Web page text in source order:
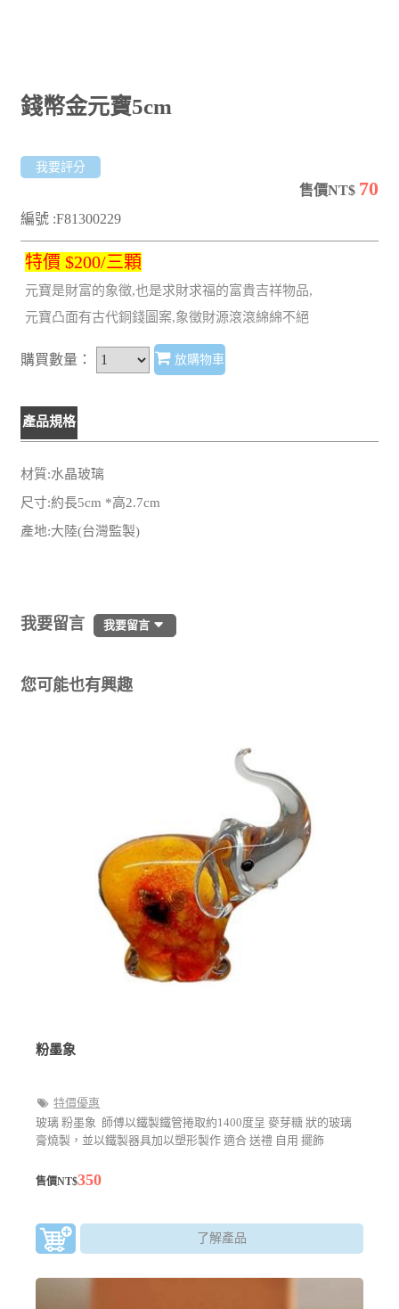
錢幣金元寶5cm
我要評分
售價NT$ 70
編號 :F81300229
特價 $200/三顆
元寶是財富的象徵,也是求財求福的富貴吉祥物品,
元寶凸面有古代銅錢圖案,象徵財源滾滾綿綿不絕
購買數量： 放購物車
產品規格
材質:水晶玻璃
尺寸:約長5cm *高2.7cm
產地:大陸(台灣監製)
我要留言 我要留言
您可能也有興趣
粉墨象
特價優惠
玻璃 粉墨象 師傅以鐵製鐵管捲取約1400度呈 麥芽糖 狀的玻璃
膏燒製，並以鐵製器具加以塑形製作 適合 送禮 自用 擺飾
售價NT$350
了解產品